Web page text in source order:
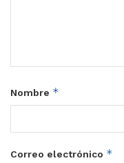
Nombre *
Correo electrónico *